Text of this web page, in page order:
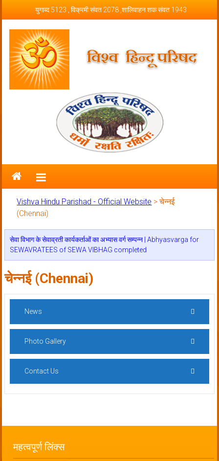
युगाब्द 5123 , विक्रमी संवत 2078 ,शालिवाहन शक संवत 1943
Vishva Hindu Parishad – Official
Website
Vishva Hindu Parishad - Official Website >चेन्नई
(Chennai)
सेवा विभाग के सेवाव्रती कार्यकर्ताओं का अभ्यास वर्ग सम्पन्न | Abhyasvarga for
SEWAVRATEES of SEWA VIBHAG completed
चेन्नई (Chennai)
News
Photo Gallery
Contact Us
महत्वपूर्ण लिंक्स